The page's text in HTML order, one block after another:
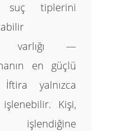
suç tiplerini
varlığı —
en güçlü
İftira yalnızca
işlenebilir. Kişi,
işlendiğine